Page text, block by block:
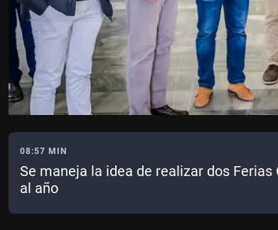
08:57 MIN
Se maneja la idea de realizar dos
al año